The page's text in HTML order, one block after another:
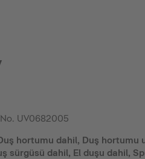
UV0682005
hortumu dahil, Duş hortumu
sürgüsü dahil, El duşu dahil,